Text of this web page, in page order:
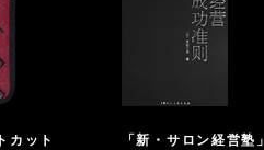
カット
「新・サロン経営塾」